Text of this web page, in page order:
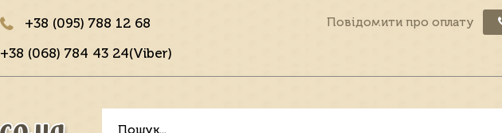
+38 (095) 788 12 68
+38 (068) 784 43 24(Viber)
Повідомити про оплату